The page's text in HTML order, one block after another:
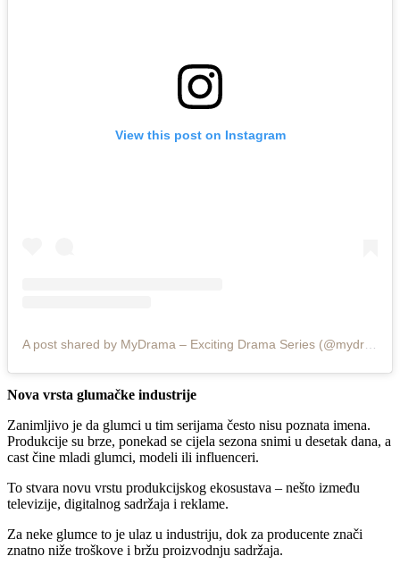
View this post on Instagram
Nova vrsta glumačke industrije
Zanimljivo je da glumci u tim serijama često nisu poznata imena.
Produkcije su brze, ponekad se cijela sezona snimi u desetak dana, a
cast čine mladi glumci, modeli ili influenceri.
To stvara novu vrstu produkcijskog ekosustava – nešto između
televizije, digitalnog sadržaja i reklame.
Za neke glumce to je ulaz u industriju, dok za producente znači
znatno niže troškove i bržu proizvodnju sadržaja.